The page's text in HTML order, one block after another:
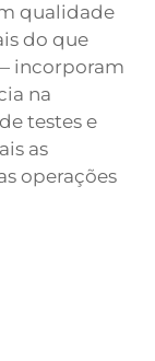
qualidade
do que
incorporam
na
testes e
as
operações